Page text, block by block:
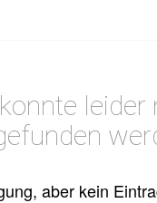
leider
aber kein